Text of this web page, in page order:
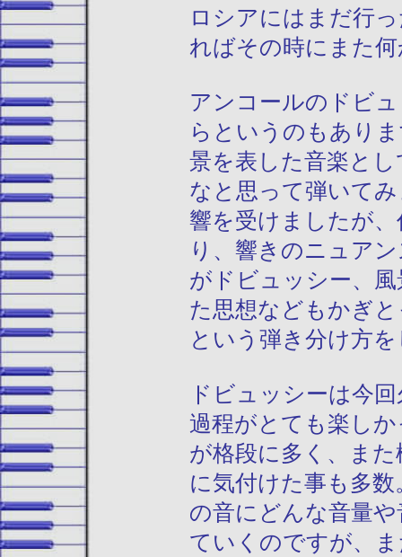
ロシアにはまだ行
ればその時にまた
アンコールのドビ
らというのもあり
景を表した音楽と
なと思って弾いて
響を受けましたが
り、響きのニュア
がドビュッシー、
た思想などもかぎ
という弾き分け方
ドビュッシーは今
過程がとても楽し
が格段に多く、ま
に気付けた事も多
の音にどんな音量
ていくのですが、